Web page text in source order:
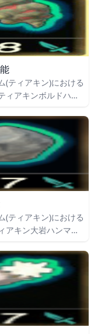
(ティアキン)における
ィアキンボルドハン
(ティアキン)における
アキン大岩ハンマー